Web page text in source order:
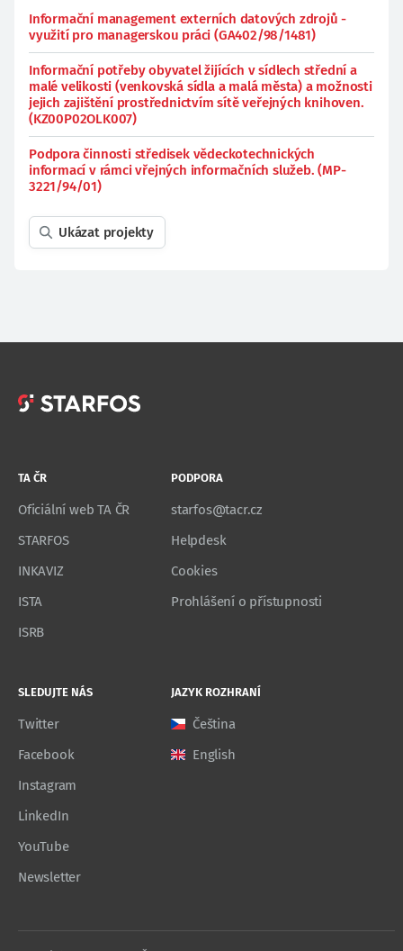
Informační management externích datových zdrojů -
využití pro managerskou práci (GA402/98/1481)
Informační potřeby obyvatel žijících v sídlech střední a
malé velikosti (venkovská sídla a malá města) a možnosti
jejich zajištění prostřednictvím sítě veřejných knihoven.
(KZ00P02OLK007)
Podpora činnosti středisek vědeckotechnických
informací v rámci vřejných informačních služeb. (MP-
3221/94/01)
Ukázat projekty
TA ČR
Oficiální web TA ČR
STARFOS
INKAVIZ
ISTA
ISRB
PODPORA
starfos@tacr.cz
Helpdesk
Cookies
Prohlášení o přístupnosti
SLEDUJTE NÁS
Twitter
Facebook
Instagram
LinkedIn
YouTube
Newsletter
JAZYK ROZHRANÍ
Čeština
English